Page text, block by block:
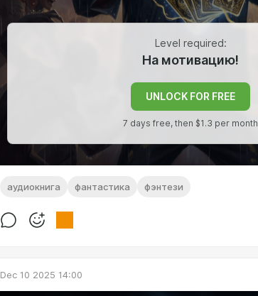
Level required:
На мотивацию!
UNLOCK FOR FREE
7 days free, then $1.3 per month
аудиокнига фантастика фэнтези
Dec 10 2025 14:00